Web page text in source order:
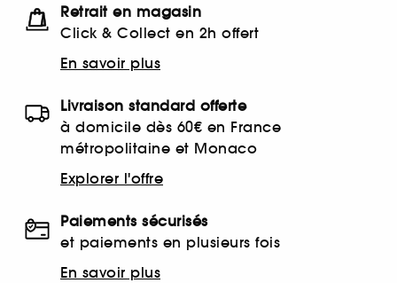
Retrait en magasin
Click & Collect en 2h offert
En savoir plus
Livraison standard offerte
à domicile dès 60€ en France
métropolitaine et Monaco
Explorer l'offre
Paiements sécurisés
et paiements en plusieurs fois
En savoir plus